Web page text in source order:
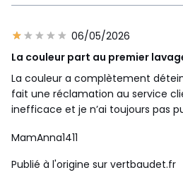
06/05/2026
La couleur part au premier
La couleur a complètement
fait une réclamation au service
inefficace et je n’ai toujours pas
MamAnna1411
Publié à l'origine sur vertbaudet.fr